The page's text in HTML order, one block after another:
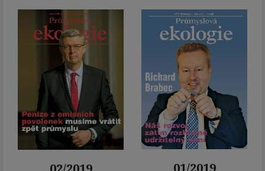
01/2019